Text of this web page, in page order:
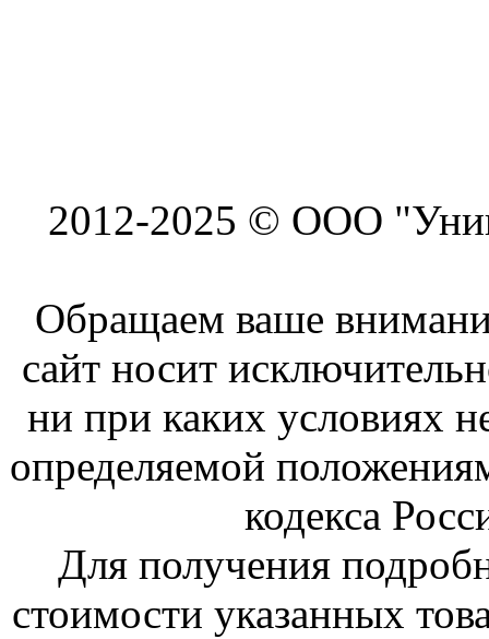
2012-2025 © ООО
Обращаем ваше
сайт носит
ни при каких условиях
определяемой
кодекса
Для получения
стоимости указанных